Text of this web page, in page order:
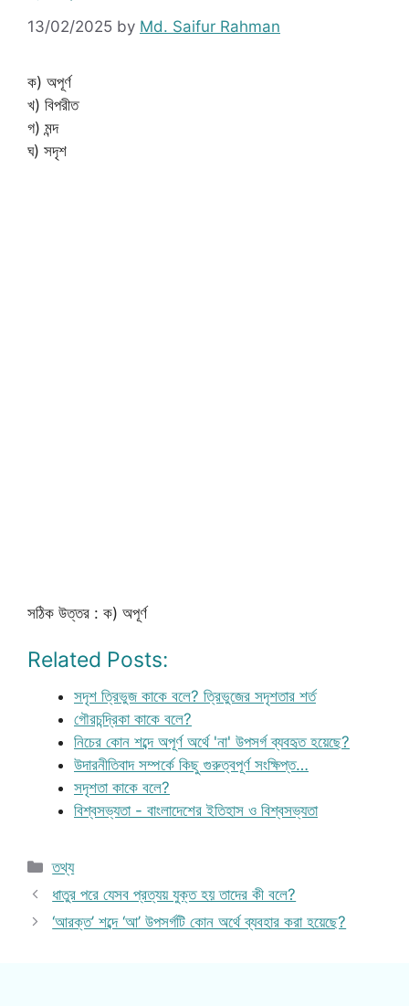
13/02/2025 by Md. Saifur Rahman
ক) অপূর্ণ
খ) বিপরীত
গ) মন্দ
ঘ) সদৃশ
সঠিক উত্তর : ক) অপূর্ণ
Related Posts:
সদৃশ ত্রিভুজ কাকে বলে? ত্রিভুজের সদৃশতার শর্ত
গৌরচন্দ্রিকা কাকে বলে?
নিচের কোন শব্দে অপূর্ণ অর্থে 'না' উপসর্গ ব্যবহৃত হয়েছে?
উদারনীতিবাদ সম্পর্কে কিছু গুরুত্বপূর্ণ সংক্ষিপ্ত…
সদৃশতা কাকে বলে?
বিশ্বসভ্যতা - বাংলাদেশের ইতিহাস ও বিশ্বসভ্যতা
Categories
তথ্য
ধাতুর পরে যেসব প্রত্যয় যুক্ত হয় তাদের কী বলে?
‘আরক্ত’ শব্দে ‘আ’ উপসর্গটি কোন অর্থে ব্যবহার করা হয়েছে?